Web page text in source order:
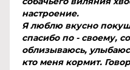
настроение.
Я люблю вкусно
спасибо по - своему,
облизываюсь,
кто меня кормит.